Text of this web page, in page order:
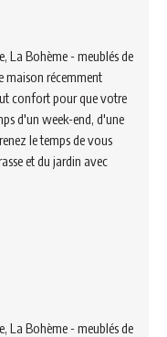
La Bohème - meublés de
maison récemment
confort pour que votre
d'un week-end, d'une
le temps de vous
et du jardin avec
La Bohème - meublés de